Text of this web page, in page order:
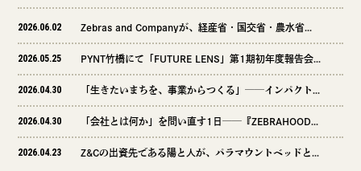
2026.06.02
2026.05.25
2026.04.30
2026.04.30
2026.04.23